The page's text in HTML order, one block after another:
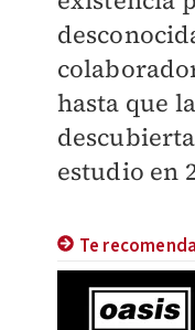
hasta que
estudio en
Te